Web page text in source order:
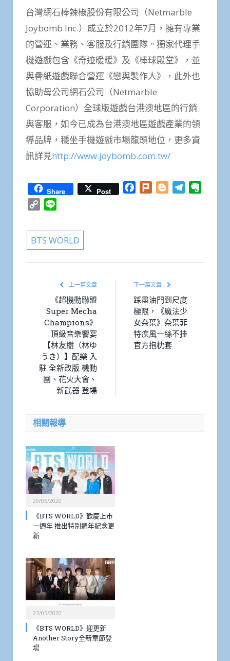
台灣網石棒辣椒股份有限公司（Netmarble
Joybomb Inc.）成立於2012年7月，擁有專業
的營運、業務、客服及行銷團隊。獨家代理手
機遊戲包含《奇迹暖暖》及《棒球殿堂》，並
與疊紙遊戲聯合營運《戀與製作人》，此外也
協助母公司網石公司（Netmarble
Corporation）全球版遊戲台港澳地區的行銷
與客服，如今已成為台港澳地區遊戲產業的領
導品牌，穩坐手機遊戲市場龍頭地位，更多資
訊詳見http://www.joybomb.com.tw/
Share Post Facebook
Plurk BloggerTelegram
Copy
BTS WORLD
上一篇文章
《超機動聯盟
Super Mecha
Champions》
頂級音樂饗宴
【林友樹（林ゆ
うき）】配樂 入
駐 全新改版 機動
團、花火大會、
新武器 登場
下一篇文章
踩盡油門到尺度
極限，《魔法少
女奈葉》奈葉菲
特疾風一絲不挂
官方抱枕套
相關報導
29/06/2020
《BTS WORLD》歡慶上市
一週年 推出特別週年紀念更
新
27/05/2020
《BTS WORLD》迎更新
Another Story全新章節登
場